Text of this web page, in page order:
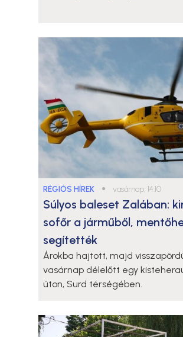
RÉGIÓS HÍREK ● vasárnap, 14:10
Súlyos baleset Zalában:
sofőr a járműből,
segítették
Árokba hajtott, majd
vasárnap délelőtt egy
úton, Surd térségében.